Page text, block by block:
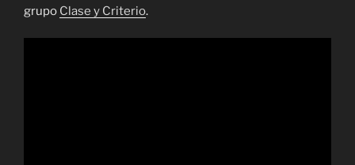
grupo Clase y Criterio.